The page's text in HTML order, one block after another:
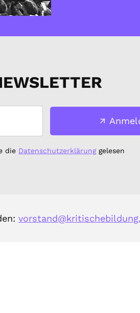
die Datenschutzerklärunggelesen